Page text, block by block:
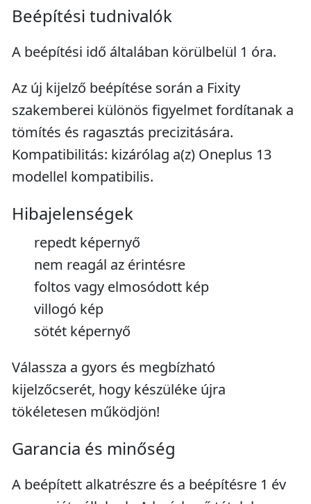
Beépítési tudnivalók
A beépítési idő általában körülbelül 1 óra.
Az új kijelző beépítése során a Fixity
szakemberei különös figyelmet fordítanak a
tömítés és ragasztás precizitására.
Kompatibilitás: kizárólag a(z) Oneplus 13
modellel kompatibilis.
Hibajelenségek
repedt képernyő
nem reagál az érintésre
foltos vagy elmosódott kép
villogó kép
sötét képernyő
Válassza a gyors és megbízható
kijelzőcserét, hogy készüléke újra
tökéletesen működjön!
Garancia és minőség
A beépített alkatrészre és a beépítésre 1 év